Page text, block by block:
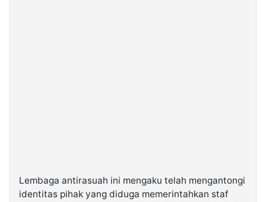
Lembaga antirasuah ini mengaku telah mengantongi
identitas pihak yang diduga memerintahkan staf